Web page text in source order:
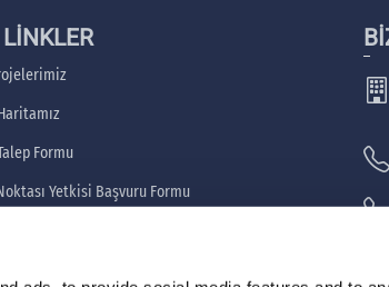
Formu
Yetkisi Başvuru Formu